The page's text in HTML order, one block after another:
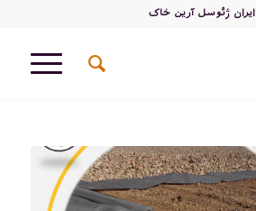
ایران ژئوسل آرین خاک